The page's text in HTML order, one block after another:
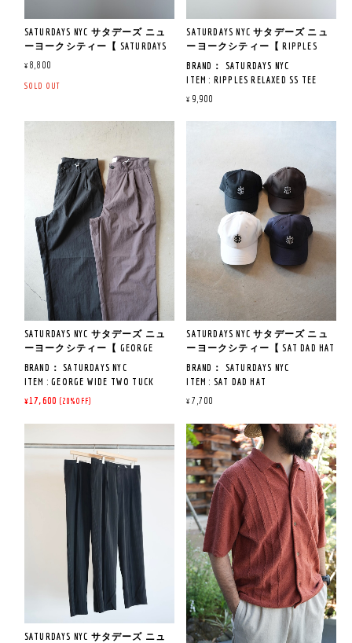
SATURDAYS NYC サタデーズ ニュ
ーヨークシティー【 SATURDAYS
HERITAGE RELAXED SS TEE 】
¥8,800
SOLD OUT
SATURDAYS NYC サタデーズ ニュ
ーヨークシティー【 RIPPLES
RELAXED SS TEE 】
BRAND： SATURDAYS NYC
ITEM : RIPPLES RELAXED SS TEE
ITEM NO : BBM26270
QUAILTY：COTTON 100％
《商品説明》
シーズナルデザインのリラック
スフィット。
通年着用できる細番手の双糸で
編み立てた綺麗なコットン天竺
素材。
ストレスフリーな着心地を提供
します。
《サイズ寸法》
S : 肩幅 53CM / 身幅 56CM / 着丈
68CM / 袖丈 22CM
70.5CM / 袖丈 23.5CM
丈 71.5CM / 袖丈 23.5CM
《着用サイズ＆レビュー》
※ 174 CM 67KG YELLOW GREEN Mサ
イズ着用
サラッとした肌触りで、夏でも
ストレスなく着こなせます。
シンプルなロゴとTシャツの配
色が絶妙にマッチしており、
夏のカラーリングにピッタリな
一枚です。
タックイン、アウト両方の着こ
なし方で表情の変化を楽しむ事
ができます。
¥9,900
SATURDAYS NYC サタデーズ ニュ
ーヨークシティー【 GEORGE
WIDE TWO TUCK PANT 】
BRAND： SATURDAYS NYC
ITEM : GEORGE WIDE TWO TUCK
PANT
COL : BLACK,DARK BROWN
MADE IN CHINA
《商品説明》
ビンテージのパンツをベース
に、2タックで入るゆとりある
腰回りから、
まっすぐ落としたワイドストレ
ート型のリラックスシルエッ
ワイドパンツではあるものの綺
麗なラインと、素材選びで大人
¥17,600 (20%OFF)
SATURDAYS NYC サタデーズ ニュ
ーヨークシティー【 SAT DAD HAT
】
BRAND： SATURDAYS NYC
ITEM : SAT DAD HAT
ITEM NO : BBU26410
/ NAVY
QUAILTY：COTTON 100％
MADE IN CHINA
《商品説明》
シーズナルロゴ刺繍を施した6
パネルのキャップ。
シンプルなデザインで普段使い
におすすめで、アジャスターで
調整可能。
コットンツイル素材を使用して
おり、オールシーズンで合わせ
られます。
¥7,700
SATURDAYS NYC サタデーズ ニュ